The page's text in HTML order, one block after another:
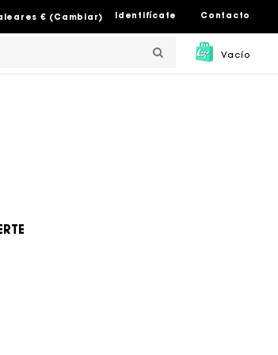
Contacto
Identifícate
€ (Cambiar)
Vacío